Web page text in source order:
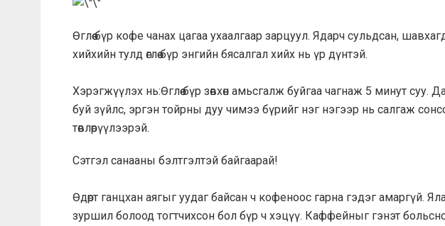
Өглөө бүр кофе чанах цагаа ухаалгаар зарцуул. Ядарч сульдсан,
хийхийн тулд өглөө бүр энгийн бясалгал хийх нь үр дүнтэй.
Хэрэгжүүлэх нь:Өглөө бүр зөвхөн амьсгалж буйгаа чагнаж 5 минут суу.
буй зүйлс, эргэн тойрны дуу чимээ бүрийг нэг нэгээр нь салгаж
төвлөрүүлээрэй.
Сэтгэл санааны бэлтгэлтэй байгаарай!
Өдөрт ганцхан аягыг уудаг байсан ч кофеноос гарна гэдэг амаргүй.
зуршил болоод тогтчихсон бол бүр ч хэцүү. Каффейныг гэнэт